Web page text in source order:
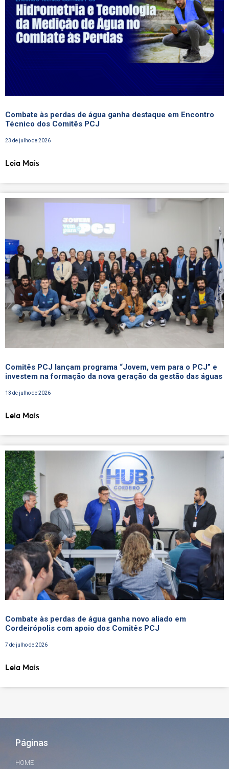
Combate às perdas de água ganha destaque em Encontro
Técnico dos Comitês PCJ
23 de julho de 2026
Leia Mais
Comitês PCJ lançam programa “Jovem, vem para o PCJ” e
investem na formação da nova geração da gestão das águas
13 de julho de 2026
Leia Mais
Combate às perdas de água ganha novo aliado em
Cordeirópolis com apoio dos Comitês PCJ
7 de julho de 2026
Leia Mais
Páginas
HOME